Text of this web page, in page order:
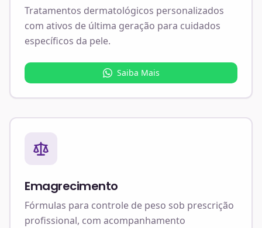
Tratamentos dermatológicos personalizados
com ativos de última geração para cuidados
específicos da pele.
Saiba Mais
Emagrecimento
Fórmulas para controle de peso sob prescrição
profissional, com acompanhamento